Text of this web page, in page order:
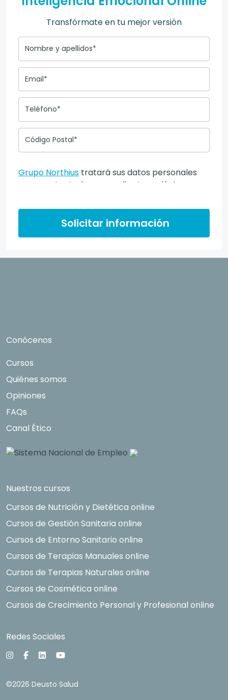
Transfórmate en tu mejor versión
Nombre y apellidos*
Email*
Teléfono*
Código Postal*
Grupo Northius tratará sus datos personales
para contactarle por medios tecnológicos,
con el fin de ofrecerle información del
programa formativo seleccionado o de otros
directamente relacionados con el interés
contratación correspondiente. Compartiremos
y como se explica en la
Solicitar información
Conócenos
Cursos
Quiénes somos
Opiniones
FAQs
Canal Ético
Nuestros cursos
Cursos de Nutrición y Dietética online
Cursos de Gestión Sanitaria online
Cursos de Entorno Sanitario online
Cursos de Terapias Manuales online
Cursos de Terapias Naturales online
Cursos de Cosmética online
Cursos de Crecimiento Personal y Profesional online
Redes Sociales
©2026 Deusto Salud